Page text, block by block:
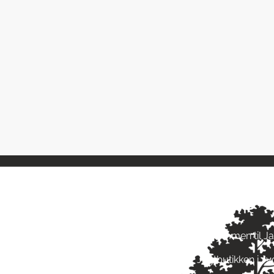
Om Jagt
Velkommen til
Jagtbutikken i